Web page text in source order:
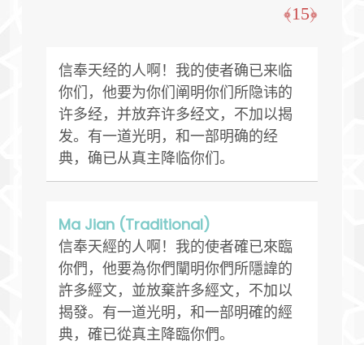
﴿15﴾
信奉天经的人啊！我的使者确已来临
你们，他要为你们阐明你们所隐讳的
许多经，并放弃许多经文，不加以揭
发。有一道光明，和一部明确的经
典，确已从真主降临你们。
Ma Jian (Traditional)
信奉天經的人啊！我的使者確已來臨
你們，他要為你們闡明你們所隱諱的
許多經文，並放棄許多經文，不加以
揭發。有一道光明，和一部明確的經
典，確已從真主降臨你們。